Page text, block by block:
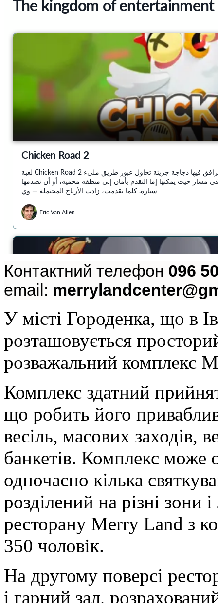
Контактний телефон 096
email:
У місті Городенка, що в
розташовується
розважальний комплекс
Комплекс здатний
що робить його
весіль, масових заходів,
банкетів. Комплекс може
одночасно кілька
розділений на різні зони
ресторану Merry Land з
350 чоловік.
На другому поверсі
і гарний зал,